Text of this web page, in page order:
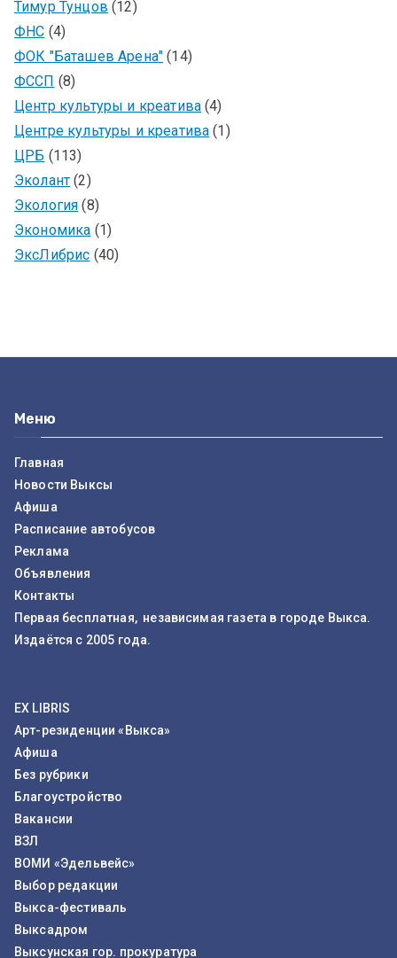
Тимур Тунцов (12)
ФНС (4)
ФОК "Баташев Арена" (14)
ФССП (8)
Центр культуры и креатива (4)
Центре культуры и креатива (1)
ЦРБ (113)
Эколант (2)
Экология (8)
Экономика (1)
ЭксЛибрис (40)
Меню
Главная
Новости Выксы
Афиша
Расписание автобусов
Реклама
Объявления
Контакты
Первая бесплатная, независимая газета в городе Выкса.
Издаётся с 2005 года.
EX LIBRIS
Арт-резиденции «Выкса»
Афиша
Без рубрики
Благоустройство
Вакансии
ВЗЛ
ВОМИ «Эдельвейс»
Выбор редакции
Выкса-фестиваль
Выксадром
Выксунская гор. прокуратура